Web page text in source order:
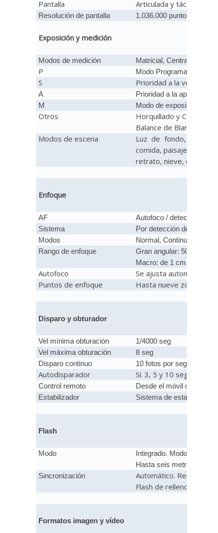
Pantalla Articulada y táctil de 3"
Resolución de pantalla 1.036.000 puntos.
Exposición y medición
Modos de medición Matricial, Central y
P Modo Programa
S Prioridad a la velocidad
A
Prioridad a la apertura
M
Modo de exposición
Otros
Horquillado y
Balance de Blancos
Modos de escena
Luz de fondo, playa,
comida, paisaje,
retrato, nieve, deporte,
Enfoque
AF
Autofoco / detección de
Sistema
Por detección de
Modos
Normal, Continuo y
Rango de enfoque
Gran angular: 50 cm a
Macro: de 1 cm a infinito
Autofoco
Se ajusta
Puntos de enfoque
Hasta nueve zonas de
Disparo y obturador
Vel mínima obturación
1/4000 seg
Vel máxima obturación
8 seg
Disparo continuo
10 fotos por segundo
Autodisparador Sí. 3, 5 y 10 seg.
Control remoto
Desde el móvil o
Estabilizador
Sistema de
Flash
Modo
Integrado. Modo TTL
Hasta seis metros de
Sincronización
Automático. Reducción
Flash de relleno. Flash
Formatos imagen y vídeo